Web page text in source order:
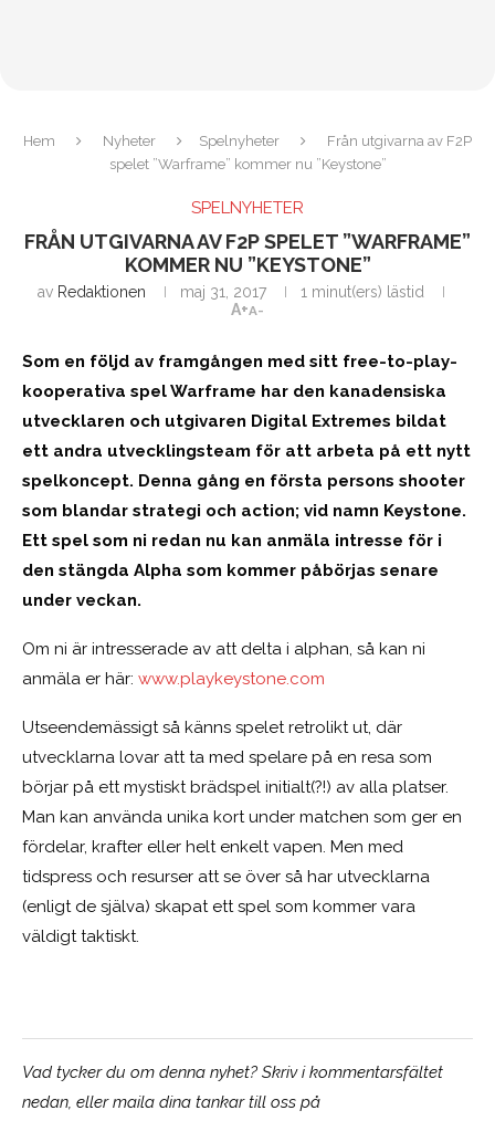
Hem Nyheter Spelnyheter
Från utgivarna av F2P
spelet ”Warframe” kommer nu ”Keystone”
SPELNYHETER
FRÅN UTGIVARNA AV F2P SPELET ”WARFRAME”
KOMMER NU ”KEYSTONE”
av Redaktionen maj 31, 2017
1 minut(ers) lästid
A+A-
Som en följd av framgången med sitt free-to-play-
kooperativa spel Warframe har den kanadensiska
utvecklaren och utgivaren Digital Extremes bildat
ett andra utvecklingsteam för att arbeta på ett nytt
spelkoncept. Denna gång en första persons shooter
som blandar strategi och action; vid namn Keystone.
Ett spel som ni redan nu kan anmäla intresse för i
den stängda Alpha som kommer påbörjas senare
under veckan.
Om ni är intresserade av att delta i alphan, så kan ni
anmäla er här: www.playkeystone.com
Utseendemässigt så känns spelet retrolikt ut, där
utvecklarna lovar att ta med spelare på en resa som
börjar på ett mystiskt brädspel initialt(?!) av alla platser.
Man kan använda unika kort under matchen som ger en
fördelar, krafter eller helt enkelt vapen. Men med
tidspress och resurser att se över så har utvecklarna
(enligt de själva) skapat ett spel som kommer vara
väldigt taktiskt.
Vad tycker du om denna nyhet? Skriv i kommentarsfältet
nedan, eller maila dina tankar till oss på